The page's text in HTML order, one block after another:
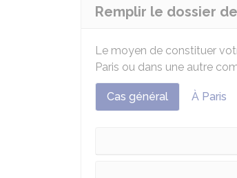
Remplir le dossier
Le moyen de constituer
Paris ou dans une autre
Cas général À Paris